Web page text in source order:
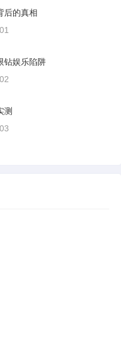
后的真相
钻娱乐陷阱
测